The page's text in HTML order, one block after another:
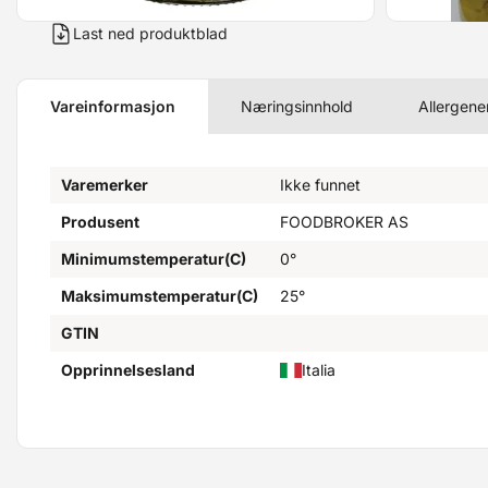
Last ned produktblad
Vareinformasjon Næringsinnhold
Varemerker
Ikke funnet
Produsent
FOODBROKER AS
Minimumstemperatur(C)
0°
Maksimumstemperatur(C)
25°
GTIN
Opprinnelsesland
Italia